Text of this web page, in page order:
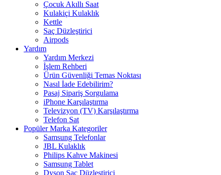
Çocuk Akıllı Saat
Kulakiçi Kulaklık
Kettle
Saç Düzleştirici
Airpods
Yardım
Yardım Merkezi
İşlem Rehberi
Ürün Güvenliği Temas Noktası
Nasıl İade Edebilirim?
Pasaj Sipariş Sorgulama
iPhone Karşılaştırma
Televizyon (TV) Karşılaştırma
Telefon Sat
Popüler Marka Kategoriler
Samsung Telefonlar
JBL Kulaklık
Philips Kahve Makinesi
Samsung Tablet
Dyson Saç Düzleştirici